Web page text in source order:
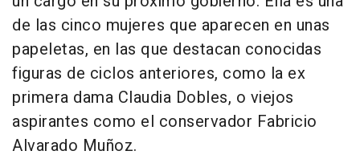
de las cinco mujeres que aparecen en unas
papeletas, en las que destacan conocidas
figuras de ciclos anteriores, como la ex
primera dama Claudia Dobles, o viejos
aspirantes como el conservador Fabricio
Alvarado Muñoz.